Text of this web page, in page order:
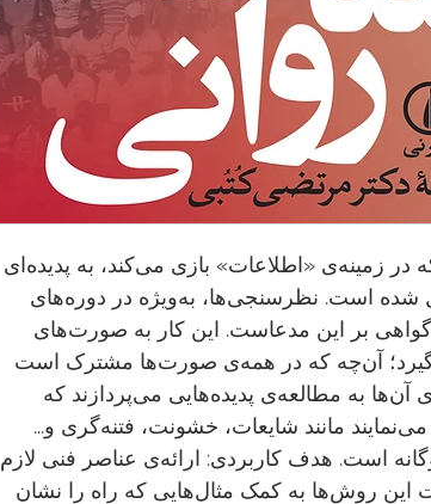
در زمینه‌ی «اطلاعات» بازی می‌کند، به پدیده‌ای
شده است. نظرسنجی‌ها، به‌ویژه در دوره‌های
گواهی بر این مدعاست. این کار به صورت‌های
آن‌چه که در همه‌ی صورت‌ها مشترک است
به مطالعه‌ی پدیده‌هایی می‌پردازند که
مانند شایعات، خشونت، فتنه‌گری و...
است. هدف کاربردی: ارائه‌ی عناصر فنی لازم
این روش‌ها به کمک مثال‌هایی که راه را نشان